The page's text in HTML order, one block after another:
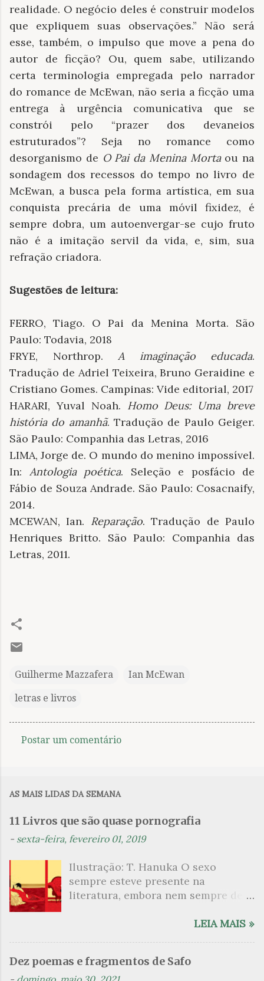
realidade. O negócio deles é construir modelos
que expliquem suas observações.” Não será
esse, também, o impulso que move a pena do
autor de ficção? Ou, quem sabe, utilizando
certa terminologia empregada pelo narrador
do romance de McEwan, não seria a ficção uma
entrega à urgência comunicativa que se
constrói pelo “prazer dos devaneios
estruturados”? Seja no romance como
desorganismo de O Pai da Menina Mortaou na
sondagem dos recessos do tempo no livro de
McEwan, a busca pela forma artística, em sua
conquista precária de uma móvil fixidez, é
sempre dobra, um autoenvergar-se cujo fruto
não é a imitação servil da vida, e, sim, sua
refração criadora.
Sugestões de leitura:
FERRO, Tiago. O Pai da Menina Morta. São
Paulo: Todavia, 2018
FRYE, Northrop. A imaginação educada.
Tradução de Adriel Teixeira, Bruno Geraidine e
Cristiano Gomes. Campinas: Vide editorial, 2017
HARARI, Yuval Noah. Homo Deus: Uma breve
história do amanhã. Tradução de Paulo Geiger.
São Paulo: Companhia das Letras, 2016
LIMA, Jorge de. O mundo do menino impossível.
In: Antologia poética. Seleção e posfácio de
Fábio de Souza Andrade. São Paulo: Cosacnaify,
2014.
MCEWAN, Ian. Reparação. Tradução de Paulo
Henriques Britto. São Paulo: Companhia das
Letras, 2011.
Guilherme Mazzafera Ian McEwan
letras e livros
n
i
o
Postar um comentário
AS MAIS LIDAS DA SEMANA
11 Livros que são quase pornografia
- sexta-feira, fevereiro 01, 2019
Ilustração: T. Hanuka O sexo
sempre esteve presente na
literatura, embora nem sempre de
que mergulharam em sua própria
psicanalítico e findaram por revelar
LEIA MAIS »
Dez poemas e fragmentos de Safo